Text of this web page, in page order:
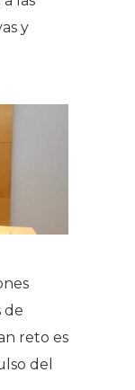
y
de
reto es
del